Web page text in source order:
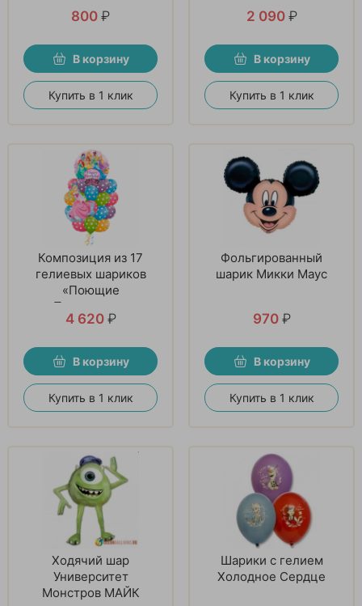
800 ₽
В корзину
Купить в 1 клик
2 090 ₽
В корзину
Купить в 1 клик
Композиция из 17
гелиевых шариков
«Поющие
Принцессы»
4 620 ₽
В корзину
Купить в 1 клик
Фольгированный
шарик Микки Маус
970 ₽
В корзину
Купить в 1 клик
Ходячий шар
Университет
Монстров МАЙК
Шарики с гелием
Холодное Сердце